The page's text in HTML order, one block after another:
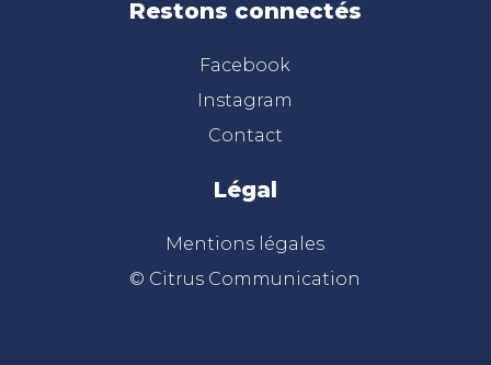
Restons connectés
Facebook
Instagram
Contact
Légal
Mentions légales
© Citrus Communication